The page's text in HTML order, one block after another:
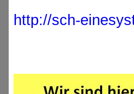
http://sch-